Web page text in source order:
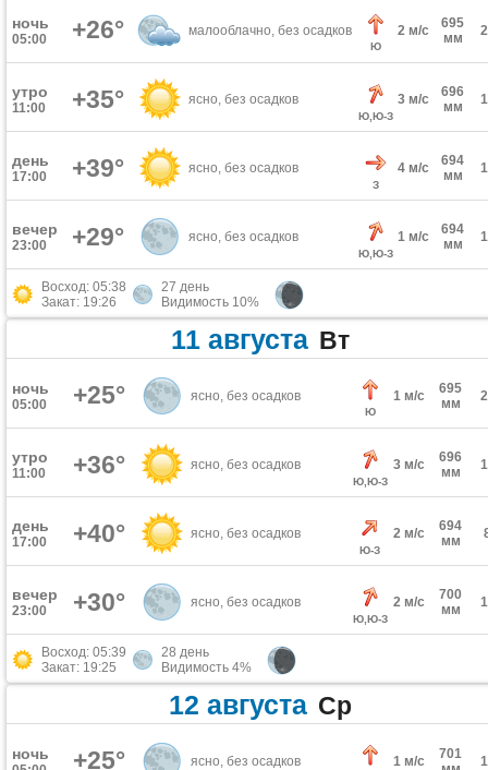
ночь
05:00 +26° малооблачно, без осадков
Ю
2 м/с
695
мм
утро
11:00 +35° ясно, без осадков
Ю,Ю-З
3 м/с
696
мм
день
17:00 +39° ясно, без осадков
З
4 м/с
694
мм
вечер
23:00 +29° ясно, без осадков
Ю,Ю-З
1 м/с
694
мм
Восход: 05:38
Закат: 19:26
27 день
Видимость 10%
11 августа Вт
ночь
05:00 +25° ясно, без осадков
Ю
1 м/с
695
мм
утро
11:00 +36° ясно, без осадков
Ю,Ю-З
3 м/с
696
мм
день
17:00 +40° ясно, без осадков
Ю-З
2 м/с
694
мм
вечер
23:00 +30° ясно, без осадков
Ю,Ю-З
2 м/с
700
мм
Восход: 05:39
Закат: 19:25
28 день
Видимость 4%
12 августа Ср
ночь +25° ясно, без осадков 1 м/с
701